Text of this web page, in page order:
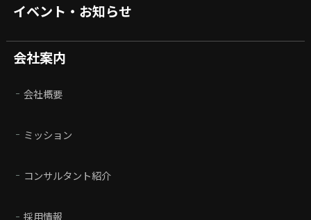
イベント・お知らせ
会社案内
会社概要
ミッション
コンサルタント紹介
採用情報